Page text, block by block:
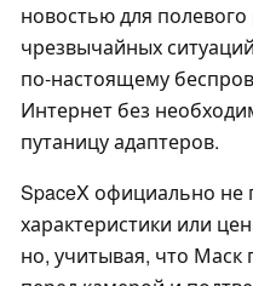
новостью для
чрезвычайных
по-настоящему
Интернет без
путаницу адаптеров.
SpaceX официально не
характеристики или
но, учитывая, что